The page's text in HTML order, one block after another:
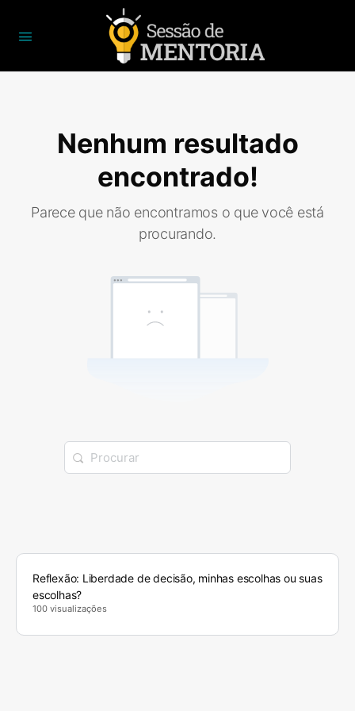
Nenhum resultado
encontrado!
Parece que não encontramos o que você está
procurando.
Reflexão: Liberdade de decisão, minhas escolhas ou suas
escolhas?
100 visualizações